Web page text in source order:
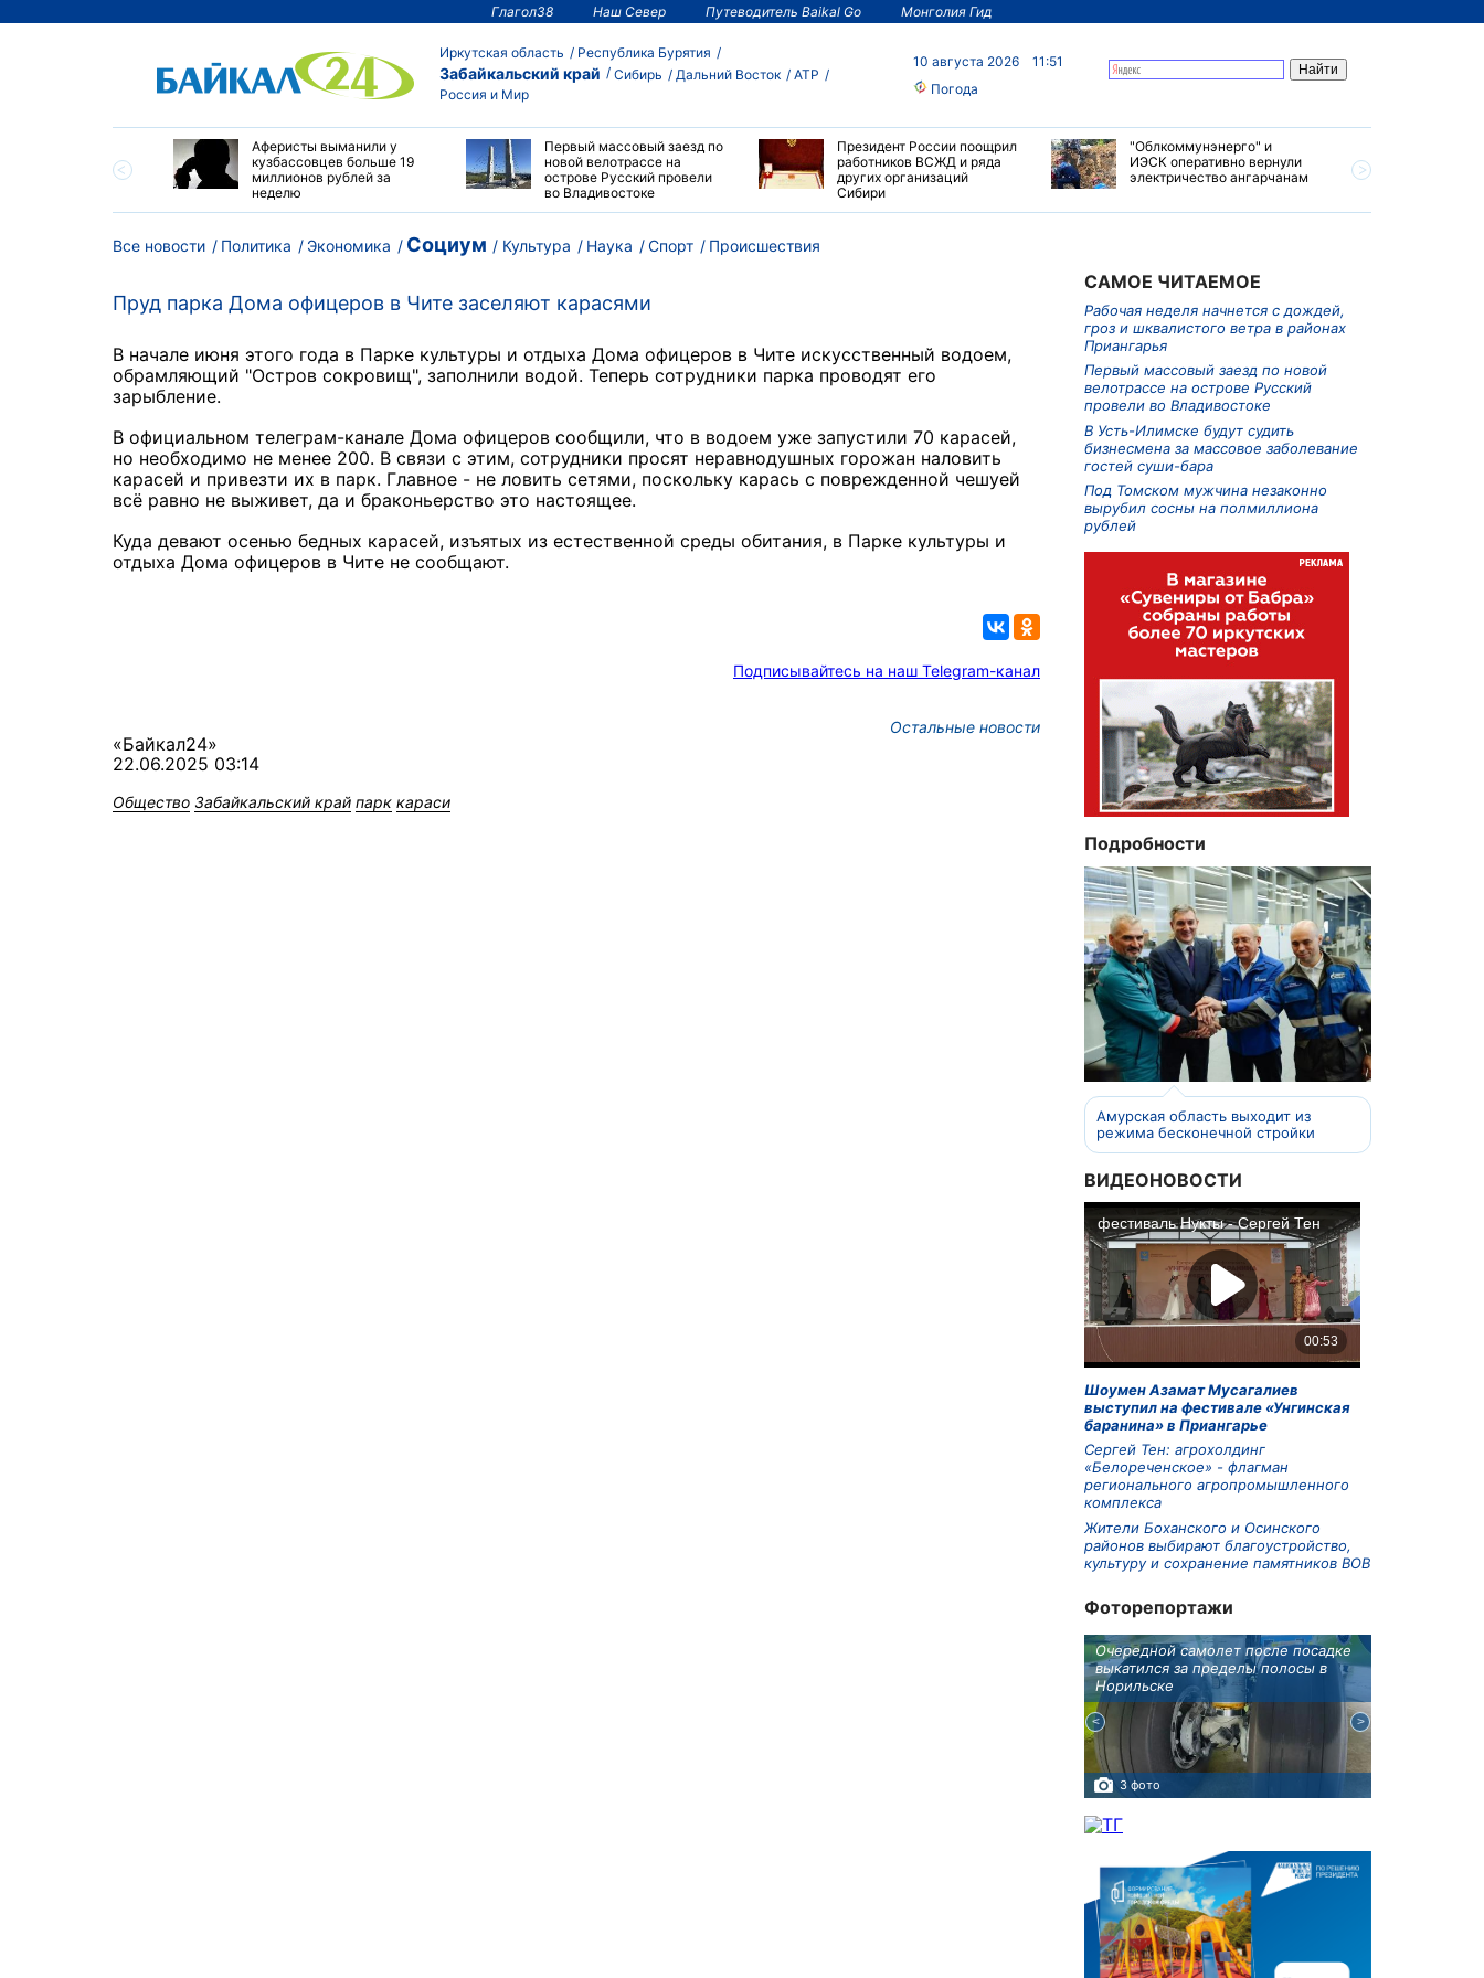
Глагол38 Наш Север Путеводитель Baikal Go Монголия Гид
Иркутская область Республика Бурятия
Забайкальский край Сибирь Дальний Восток
АТР
Россия и Мир
10 августа 2026
11:51
Погода
горячей линии
теризбиркомов в
Аферисты выманили у
кузбассовцев больше 19
миллионов рублей за
неделю
Первый массовый заезд по
новой велотрассе на
острове Русский провели
во Владивостоке
Президент России поощрил
работников ВСЖД и ряда
других организаций
Сибири
"Облкоммунэнерго" и
ИЭСК оперативно вернули
электричество ангарчанам
Все новости Политика Экономика Социум Культура Наука Спорт Происшествия
Пруд парка Дома офицеров в Чите заселяют карасями
В начале июня этого года в Парке культуры и отдыха Дома офицеров в Чите искусственный водоем,
обрамляющий "Остров сокровищ", заполнили водой. Теперь сотрудники парка проводят его
зарыбление.
В официальном телеграм-канале Дома офицеров сообщили, что в водоем уже запустили 70 карасей,
но необходимо не менее 200. В связи с этим, сотрудники просят неравнодушных горожан наловить
карасей и привезти их в парк. Главное - не ловить сетями, поскольку карась с поврежденной чешуей
всё равно не выживет, да и браконьерство это настоящее.
Куда девают осенью бедных карасей, изъятых из естественной среды обитания, в Парке культуры и
отдыха Дома офицеров в Чите не сообщают.
Подписывайтесь на наш Telegram-канал
Остальные новости
«Байкал24»
22.06.2025 03:14
Общество Забайкальский край парк караси
САМОЕ ЧИТАЕМОЕ
Рабочая неделя начнется с дождей,
гроз и шквалистого ветра в районах
Приангарья
Первый массовый заезд по новой
велотрассе на острове Русский
провели во Владивостоке
В Усть-Илимске будут судить
бизнесмена за массовое заболевание
гостей суши-бара
Под Томском мужчина незаконно
вырубил сосны на полмиллиона
рублей
Подробности
Амурская область выходит из
режима бесконечной стройки
ВИДЕОНОВОСТИ
Шоумен Азамат Мусагалиев
выступил на фестивале «Унгинская
баранина» в Приангарье
Сергей Тен: агрохолдинг
«Белореченское» - флагман
регионального агропромышленного
комплекса
Жители Боханского и Осинского
районов выбирают благоустройство,
культуру и сохранение памятников ВОВ
Фоторепортажи
Очередной самолет после посадке
выкатился за пределы полосы в
Норильске
3 фото